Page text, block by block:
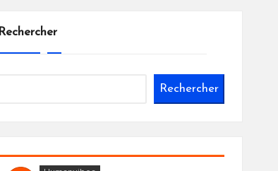
Rechercher
Rechercher